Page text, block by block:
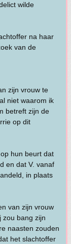
wilde
na haar
van de
zijn vrouw te
niet waarom ik
betreft zijn de
op dit
hun beurt dat
en dat V. vanaf
in plaats
van zijn vrouw
zou bang zijn
naasten zouden
het slachtoffer